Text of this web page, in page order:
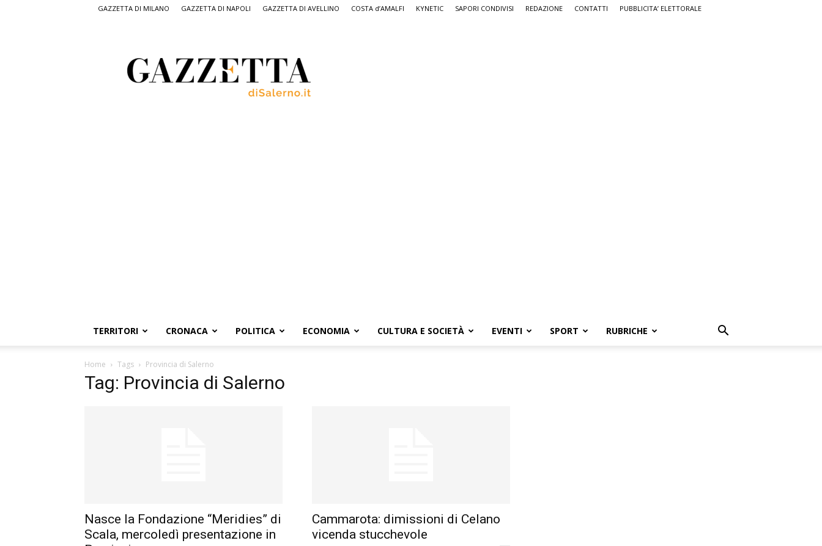
GAZZETTA DI MILANO GAZZETTA DI NAPOLI GAZZETTA DI AVELLINO COSTA d’AMALFI KYNETIC SAPORI CONDIVISI REDAZIONE CONTATTI PUBBLICITA’ ELETTORALE
Salerno,
il
quotidiano
TERRITORI CRONACA POLITICA ECONOMIA CULTURA E SOCIETÀ EVENTI SPORT RUBRICHE
Home Tags Provincia di Salerno
Tag: Provincia di Salerno
Nasce la Fondazione “Meridies” di
Scala, mercoledì presentazione in
Cammarota: dimissioni di Celano
vicenda stucchevole